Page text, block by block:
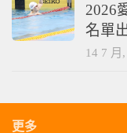
2026
名單
14 7 月
更多